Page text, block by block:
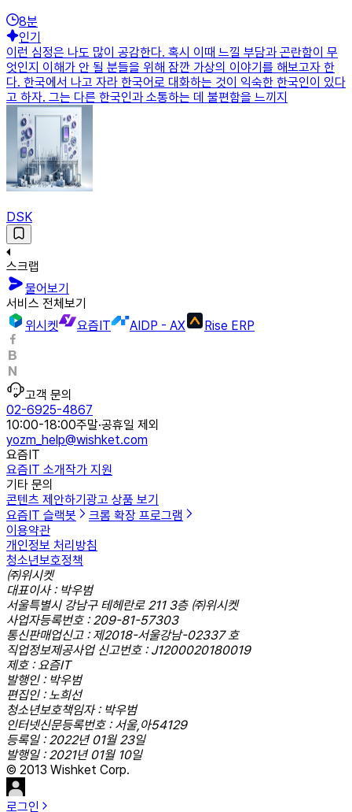
8분
인기
이런 심정은 나도 많이 공감한다. 혹시 이때 느낄 부담과 곤란함이 무
엇인지 이해가 안 될 분들을 위해 잠깐 가상의 이야기를 해보고자 한
다. 한국에서 나고 자라 한국어로 대화하는 것이 익숙한 한국인이 있다
고 하자. 그는 다른 한국인과 소통하는 데 불편함을 느끼지
DSK
스크랩
물어보기
서비스 전체보기
위시켓
요즘IT AIDP - AX Rise ERP
고객 문의
02-6925-4867
10:00-18:00주말·공휴일 제외
yozm_help@wishket.com
요즘IT
요즘IT 소개작가 지원
기타 문의
콘텐츠 제안하기 광고 상품 보기
요즘IT 슬랙봇
크롬 확장 프로그램
이용약관
개인정보 처리방침
청소년보호정책
㈜위시켓
대표이사 : 박우범
서울특별시 강남구 테헤란로 211 3층 ㈜위시켓
사업자등록번호 : 209-81-57303
통신판매업신고 : 제2018-서울강남-02337 호
직업정보제공사업 신고번호 : J1200020180019
제호 : 요즘IT
발행인 : 박우범
편집인 : 노희선
청소년보호책임자 : 박우범
인터넷신문등록번호 : 서울,아54129
등록일 : 2022년 01월 23일
발행일 : 2021년 01월 10일
© 2013 Wishket Corp.
로그인